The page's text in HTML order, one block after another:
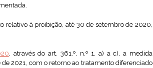
relativo à proibição, até 30 de setembro de 2020,
, através do art. 361.º, n.º 1, a) a c), a medida
2021, com o retorno ao tratamento diferenciado